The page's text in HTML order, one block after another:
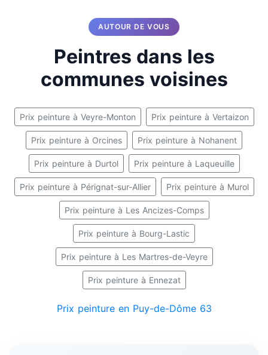
AUTOUR DE VOUS
Peintres dans les
communes voisines
Prix peinture à Veyre-Monton Prix peinture à Vertaizon
Prix peinture à Orcines Prix peinture à Nohanent
Prix peinture à Durtol Prix peinture à Laqueuille
Prix peinture à Pérignat-sur-Allier Prix peinture à Murol
Prix peinture à Les Ancizes-Comps
Prix peinture à Bourg-Lastic
Prix peinture à Les Martres-de-Veyre
Prix peinture à Ennezat
Prix peinture en Puy-de-Dôme 63